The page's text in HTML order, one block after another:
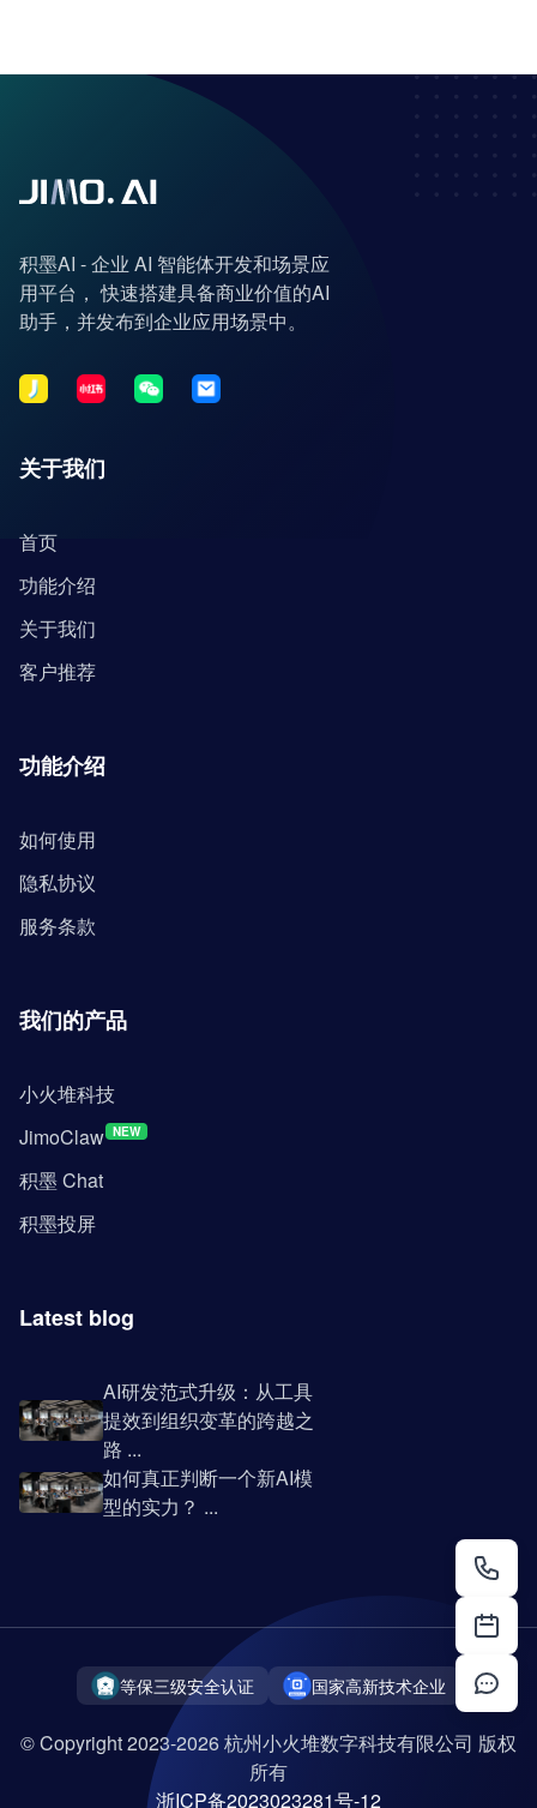
积墨AI - 企业 AI 智能体开发和场景应
用平台， 快速搭建具备商业价值的AI
助手，并发布到企业应用场景中。
关于我们
首页
功能介绍
关于我们
客户推荐
功能介绍
如何使用
隐私协议
服务条款
我们的产品
小火堆科技
JimoClaw NEW
积墨 Chat
积墨投屏
Latest blog
AI研发范式升级：从工具
提效到组织变革的跨越之
路 ...
如何真正判断一个新AI模
型的实力？ ...
等保三级安全认证 国家高新技术企业
© Copyright 2023-2026 杭州小火堆数字科技有限公司 版权
所有
浙ICP备2023023281号-12